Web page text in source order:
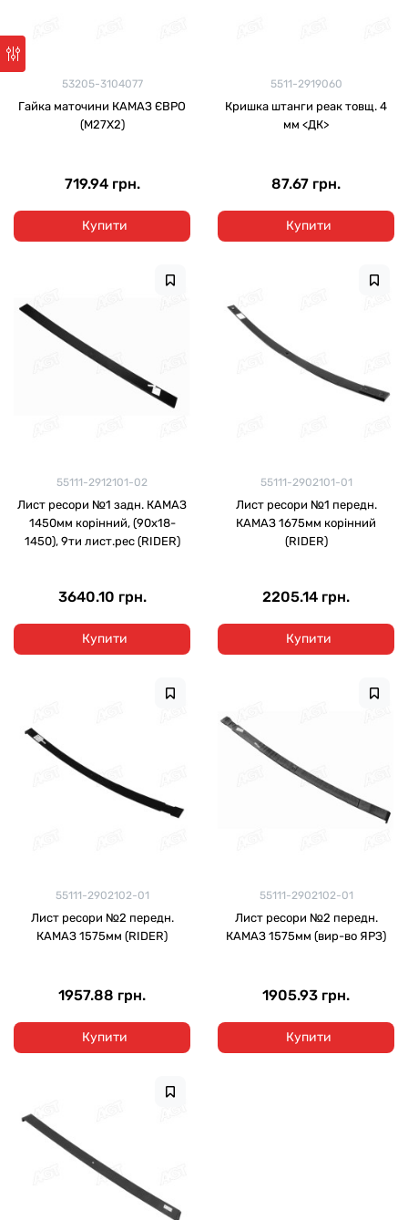
53205-3104077
Гайка маточини КАМАЗ ЄВРО
(М27Х2)
719.94 грн.
Купити
5511-2919060
Кришка штанги реак товщ. 4
мм <ДК>
87.67 грн.
Купити
55111-2912101-02
Лист ресори №1 задн. КАМАЗ
1450мм корінний, (90х18-
1450), 9ти лист.рес (RIDER)
3640.10 грн.
Купити
55111-2902101-01
Лист ресори №1 передн.
КАМАЗ 1675мм корінний
(RIDER)
2205.14 грн.
Купити
55111-2902102-01
Лист ресори №2 передн.
КАМАЗ 1575мм (RIDER)
1957.88 грн.
Купити
55111-2902102-01
Лист ресори №2 передн.
КАМАЗ 1575мм (вир-во ЯРЗ)
1905.93 грн.
Купити